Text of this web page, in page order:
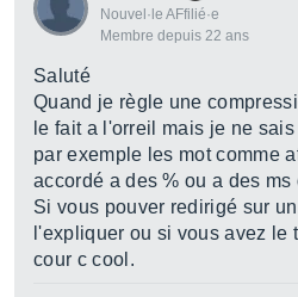
Nouvel·le AFfilié·e
Membre depuis 22 ans
Saluté
Quand je règle une
le fait a l'orreil mais je ne
par exemple les mot comme
accordé a des % ou a des
Si vous pouver redirigé sur
l'expliquer ou si vous avez le
cour c cool.